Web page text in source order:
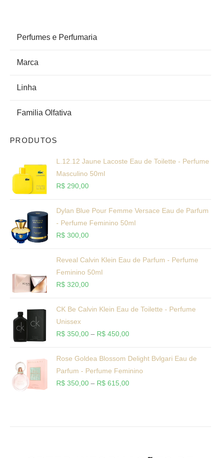
PRODUCT CATEGORIES
Perfumes e Perfumaria
Marca
Linha
Familia Olfativa
PRODUTOS
L.12.12 Jaune Lacoste Eau de Toilette - Perfume
Masculino 50ml
R$ 290,00
Dylan Blue Pour Femme Versace Eau de Parfum
- Perfume Feminino 50ml
R$ 300,00
Reveal Calvin Klein Eau de Parfum - Perfume
Feminino 50ml
R$ 320,00
CK Be Calvin Klein Eau de Toilette - Perfume
Unissex
R$ 350,00 – R$ 450,00
Rose Goldea Blossom Delight Bvlgari Eau de
Parfum - Perfume Feminino
R$ 350,00 – R$ 615,00